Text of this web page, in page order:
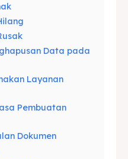
Data pada
Layanan
Pembuatan
Dokumen